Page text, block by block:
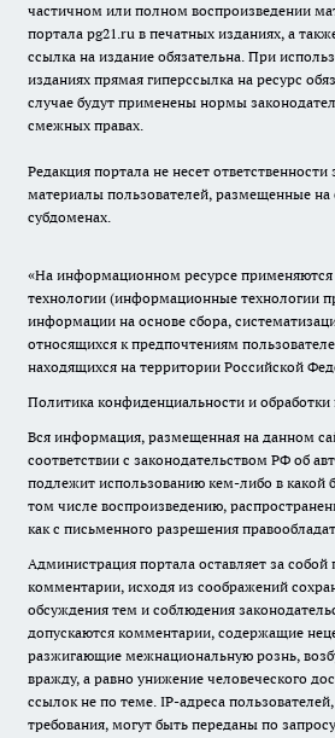
частичном или полном воспроизведении
портала pg21.ru в печатных изданиях, а
ссылка на издание обязательна. При
изданиях прямая гиперссылка на ресурс
случае будут применены нормы
смежных правах.
Редакция портала не несет
материалы пользователей, размещенные на
субдоменах.
«На информационном ресурсе
технологии (информационные технологии
информации на основе сбора,
относящихся к предпочтениям
находящихся на территории Российской
Политика конфиденциальности и
Вся информация, размещенная на данном
соответствии с законодательством РФ об
подлежит использованию кем-либо в
том числе воспроизведению,
как с письменного разрешения
Администрация портала оставляет за
комментарии, исходя из соображений
обсуждения тем и соблюдения
допускаются комментарии, содержащие
разжигающие межнациональную рознь,
вражду, а равно унижение человеческого
ссылок не по теме. IP-адреса
требования, могут быть переданы по